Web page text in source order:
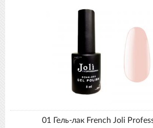
01 Гель-лак French Joli